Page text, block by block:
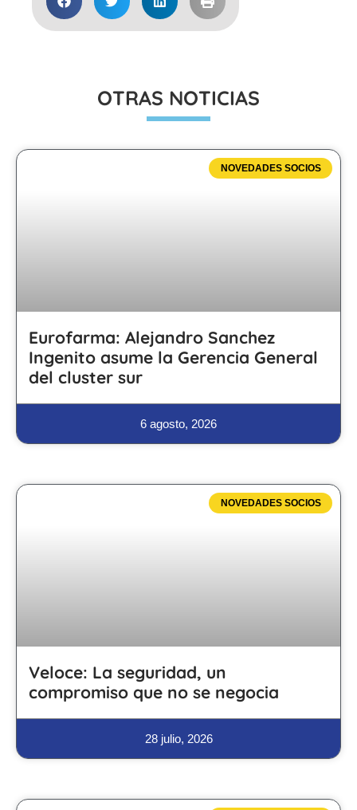
OTRAS NOTICIAS
NOVEDADES SOCIOS
Eurofarma: Alejandro Sanchez
Ingenito asume la Gerencia General
del cluster sur
6 agosto, 2026
NOVEDADES SOCIOS
Veloce: La seguridad, un
compromiso que no se negocia
28 julio, 2026